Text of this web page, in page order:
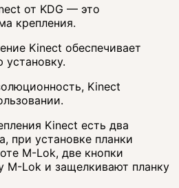
от KDG — это
крепления.
Kinect обеспечивает
Kinect
Kinect есть два
при установке планки
M-Lok, две кнопки
M-Lok и защелкивают планку